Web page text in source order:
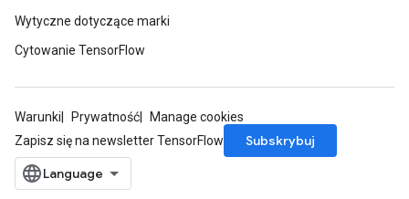
Wytyczne dotyczące marki
Cytowanie TensorFlow
Warunki Prywatność
Manage cookies
Zapisz się na newsletter TensorFlow
Subskrybuj